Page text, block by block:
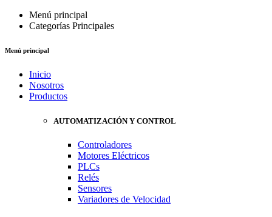
Menú principal
Categorías Principales
Menú principal
Inicio
Nosotros
Productos
AUTOMATIZACIÓN Y CONTROL
Controladores
Motores Eléctricos
PLCs
Relés
Sensores
Variadores de Velocidad